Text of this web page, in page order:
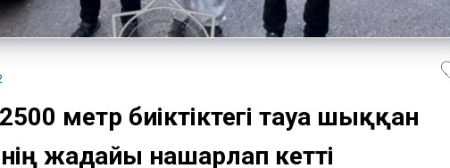
метр биіктіктегі тауға шыққан
жағдайы нашарлап кетті